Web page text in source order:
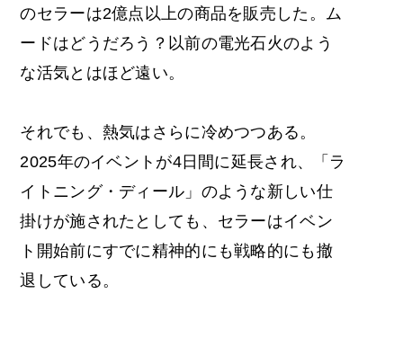
のセラーは2億点以上の商品を販売した。ム
ードはどうだろう？以前の電光石火のよう
な活気とはほど遠い。
それでも、熱気はさらに冷めつつある。
2025年のイベントが4日間に延長され、「ラ
イトニング・ディール」のような新しい仕
掛けが施されたとしても、セラーはイベン
ト開始前にすでに精神的にも戦略的にも撤
退している。